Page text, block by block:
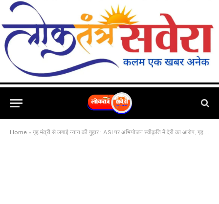
Home » गृह मंत्री से लगाई न्याय की गुहार : ASI पर अभियोजन स्वीकृति में देरी का आरोप, गृह मंत्रालय ने राज्य सरकार को उचित कार्रवाई का दिया निर्देश….देखें VIDEO क्या कुछ कहा अंकित अग्रवाल ने….